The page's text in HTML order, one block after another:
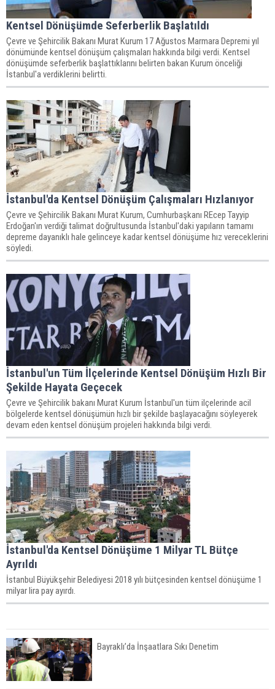
Kentsel Dönüşümde Seferberlik Başlatıldı
Çevre ve Şehircilik Bakanı Murat Kurum 17 Ağustos Marmara Depremi yıl
dönümünde kentsel dönüşüm çalışmaları hakkında bilgi verdi. Kentsel
dönüşümde seferberlik başlattıklarını belirten bakan Kurum önceliği
İstanbul'a verdiklerini belirtti.
İstanbul'da Kentsel Dönüşüm Çalışmaları Hızlanıyor
Çevre ve Şehircilik Bakanı Murat Kurum, Cumhurbaşkanı REcep Tayyip
Erdoğan'ın verdiği talimat doğrultusunda İstanbul'daki yapıların tamamı
depreme dayanıklı hale gelinceye kadar kentsel dönüşüme hız vereceklerini
söyledi.
İstanbul'un Tüm İlçelerinde Kentsel Dönüşüm Hızlı Bir
Şekilde Hayata Geçecek
Çevre ve Şehircilik bakanı Murat Kurum İstanbul'un tüm ilçelerinde acil
bölgelerde kentsel dönüşümün hızlı bir şekilde başlayacağını söyleyerek
devam eden kentsel dönüşüm projeleri hakkında bilgi verdi.
İstanbul'da Kentsel Dönüşüme 1 Milyar TL Bütçe
Ayrıldı
İstanbul Büyükşehir Belediyesi 2018 yılı bütçesinden kentsel dönüşüme 1
milyar lira pay ayırdı.
Bayraklı’da İnşaatlara Sıkı Denetim